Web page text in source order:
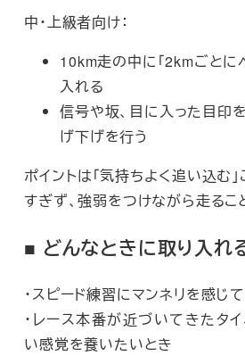
中・上級者向け：
10km走の中に「2kmごとに
入れる
信号や坂、目に入った目印
げ下げを行う
ポイントは「気持ちよく追い込む
すぎず、強弱をつけながら走るこ
■ どんなときに取り入れ
・スピード練習にマンネリを感じ
・レース本番が近づいてきたタ
い感覚を養いたいとき